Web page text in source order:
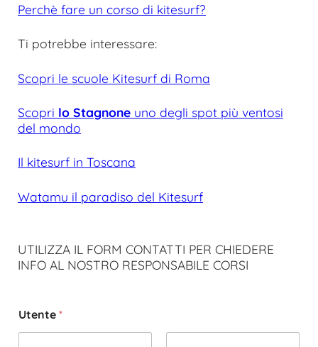
Perchè fare un corso di kitesurf?
Ti potrebbe interessare:
Scopri le scuole Kitesurf di Roma
Scopri lo Stagnone uno degli spot più ventosi
del mondo
Il kitesurf in Toscana
Watamu il paradiso del Kitesurf
UTILIZZA IL FORM CONTATTI PER CHIEDERE
INFO AL NOSTRO RESPONSABILE CORSI
Utente *